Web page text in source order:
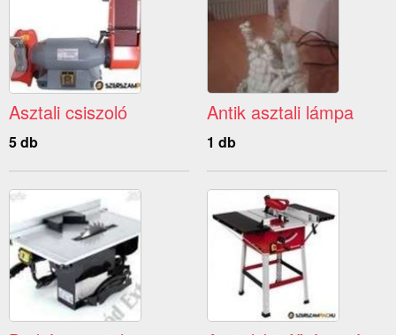
Asztali csiszoló
5 db
Antik asztali lámpa
1 db